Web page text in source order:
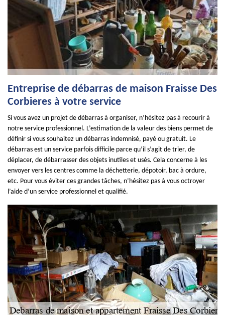
Entreprise de débarras de maison Fraisse Des
Corbieres à votre service
Si vous avez un projet de débarras à organiser, n’hésitez pas à recourir à
notre service professionnel. L’estimation de la valeur des biens permet de
définir si vous souhaitez un débarras indemnisé, payé ou gratuit. Le
débarras est un service parfois difficile parce qu’il s’agit de trier, de
déplacer, de débarrasser des objets inutiles et usés. Cela concerne à les
envoyer vers les centres comme la déchetterie, dépotoir, bac à ordure,
etc. Pour vous éviter ces grandes tâches, n’hésitez pas à vous octroyer
l’aide d’un service professionnel et qualifié.